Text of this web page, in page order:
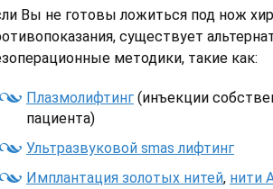
Вы не готовы ложиться под нож
существует
методики, такие как:
Плазмолифтинг (инъекции
пациента)
Ультразвуковой smas лифтинг
Имплантация золотых нитей, нити